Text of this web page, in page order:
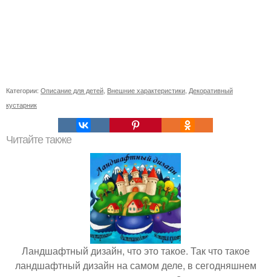
Категории: Описание для детей Внешние характеристики Декоративный
кустарник
Читайте также
Ландшафтный дизайн, что это такое. Так что такое
ландшафтный дизайн на самом деле, в сегодняшнем